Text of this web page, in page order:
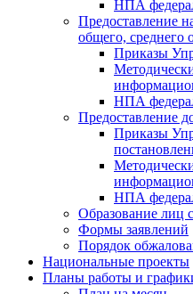
НПА
Предоставление
общего, среднего
Приказы
НПА
Предоставление
Приказы
НПА
Образование лиц
Формы заявлений
Порядок
Национальные проекты
Планы работы и